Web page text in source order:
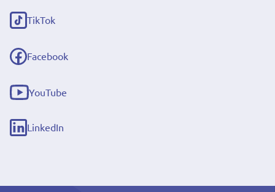
link)
TikTok
(externe
link)
Facebook
(externe
link)
YouTube
(externe
link)
LinkedIn
(externe